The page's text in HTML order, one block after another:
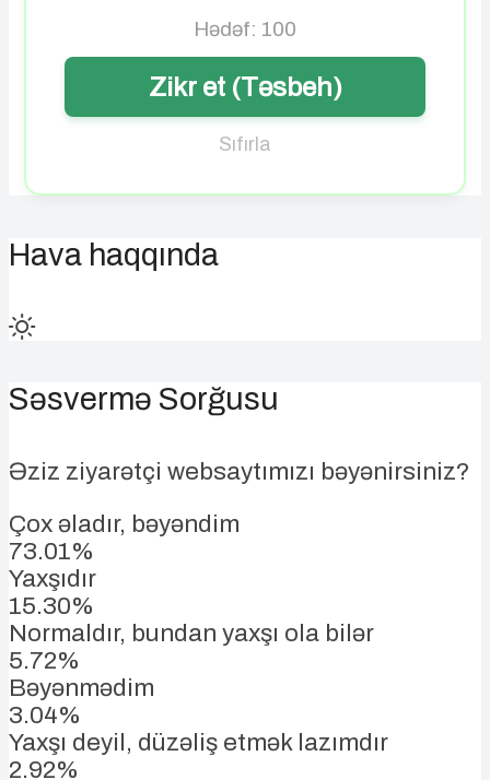
Hədəf: 100
Zikr et (Təsbeh)
Sıfırla
Hava haqqında
Səsvermə Sorğusu
Əziz ziyarətçi websaytımızı bəyənirsiniz?
Çox əladır, bəyəndim
73.01%
Yaxşıdır
15.30%
Normaldır, bundan yaxşı ola bilər
5.72%
Bəyənmədim
3.04%
Yaxşı deyil, düzəliş etmək lazımdır
2.92%